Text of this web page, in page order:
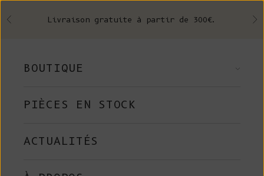
Précédent Livraison gratuite à partir de 300€.
BOUTIQUE
PIÈCES EN STOCK
ACTUALITÉS